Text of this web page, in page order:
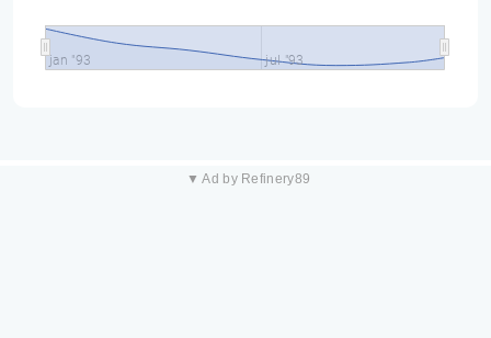
jan "93 jul "93
▼ Ad by Refinery89